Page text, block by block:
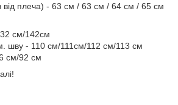
від плеча) - 63 см / 63 см / 64 см / 65 см
см/142см
шву - 110 см/111см/112 см/113 см
см/92 см